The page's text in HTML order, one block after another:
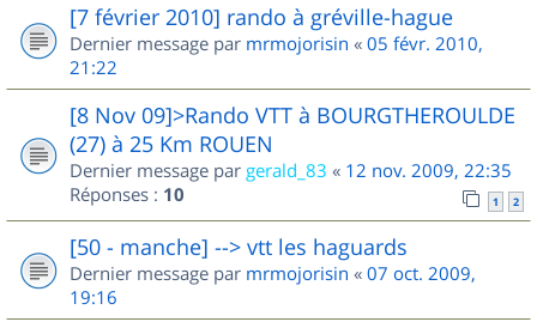
[7 février 2010] rando à gréville-hague
Dernier message par mrmojorisin « 05 févr. 2010,
21:22
[8 Nov 09]>Rando VTT à BOURGTHEROULDE
(27) à 25 Km ROUEN
Dernier message par gerald_83 « 12 nov. 2009, 22:35
Réponses : 10 1 2
[50 - manche] --> vtt les haguards
Dernier message par mrmojorisin « 07 oct. 2009,
19:16